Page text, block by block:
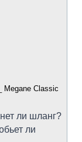
Megane Classic
ли шланг?
ли